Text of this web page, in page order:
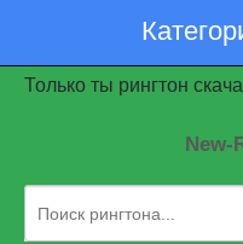
Только ты рингтон
New-